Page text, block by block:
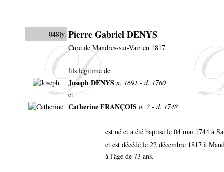
048jy. Pierre Gabriel DENYS
Curé de Mandres-sur-Vair en 1817
fils légitime de
Joseph DENYS n. 1691 - d. 1760
et
Catherine FRANÇOIS n. ? - d. 1748
est né et a été baptisé le 04 mai 1744 à
et est décédé le 22 décembre 1817 à
à l'âge de 73 ans.